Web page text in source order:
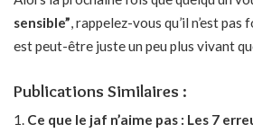
sensible” , rappelez-vous qu’il n’est
est peut-être juste un peu plus vivant
Publications Similaires :
Ce que le jaf n’aime pas : Les 7